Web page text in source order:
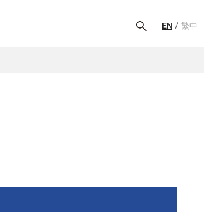
EN / 繁中